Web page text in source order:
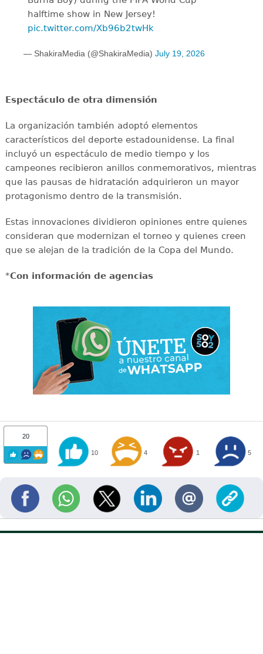
halftime show in New Jersey!
pic.twitter.com/Xb96b2twHk
— ShakiraMedia (@ShakiraMedia) July 19, 2026
Espectáculo de otra dimensión
La organización también adoptó elementos
característicos del deporte estadounidense. La final
incluyó un espectáculo de medio tiempo y los
campeones recibieron anillos conmemorativos, mientras
que las pausas de hidratación adquirieron un mayor
protagonismo dentro de la transmisión.
Estas innovaciones dividieron opiniones entre quienes
consideran que modernizan el torneo y quienes creen
que se alejan de la tradición de la Copa del Mundo.
*Con información de agencias
20
10 4 1 5